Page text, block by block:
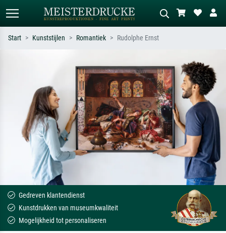
Zoek op kunstenaar, titel of stijl – bijv.
Monet, Sterrennacht, impressionisme,
Hokusai-golf, naakt.
Beschrijf de scène – bijv. groene
weide, abstract met veel rood, donker
olieverfschilderij, staand naakt naast
een boom.
Start Kunststijlen Romantiek Rudolphe Ernst
Gedreven klantendienst
Kunstdrukken van museumkwaliteit
Mogelijkheid tot personaliseren